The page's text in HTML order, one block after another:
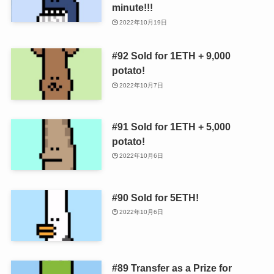
minute!!!
2022年10月19日
#92 Sold for 1ETH + 9,000
potato!
2022年10月7日
#91 Sold for 1ETH + 5,000
potato!
2022年10月6日
#90 Sold for 5ETH!
2022年10月6日
#89 Transfer as a Prize for